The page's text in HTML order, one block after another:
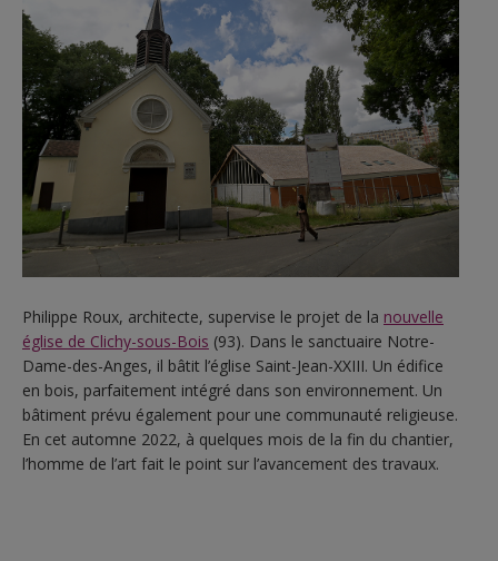
Philippe Roux, architecte, supervise le projet de la nouvelle
église de Clichy-sous-Bois (93). Dans le sanctuaire Notre-
Dame-des-Anges, il bâtit l’église Saint-Jean-XXIII. Un édifice
en bois, parfaitement intégré dans son environnement. Un
bâtiment prévu également pour une communauté religieuse.
En cet automne 2022, à quelques mois de la fin du chantier,
l’homme de l’art fait le point sur l’avancement des travaux.